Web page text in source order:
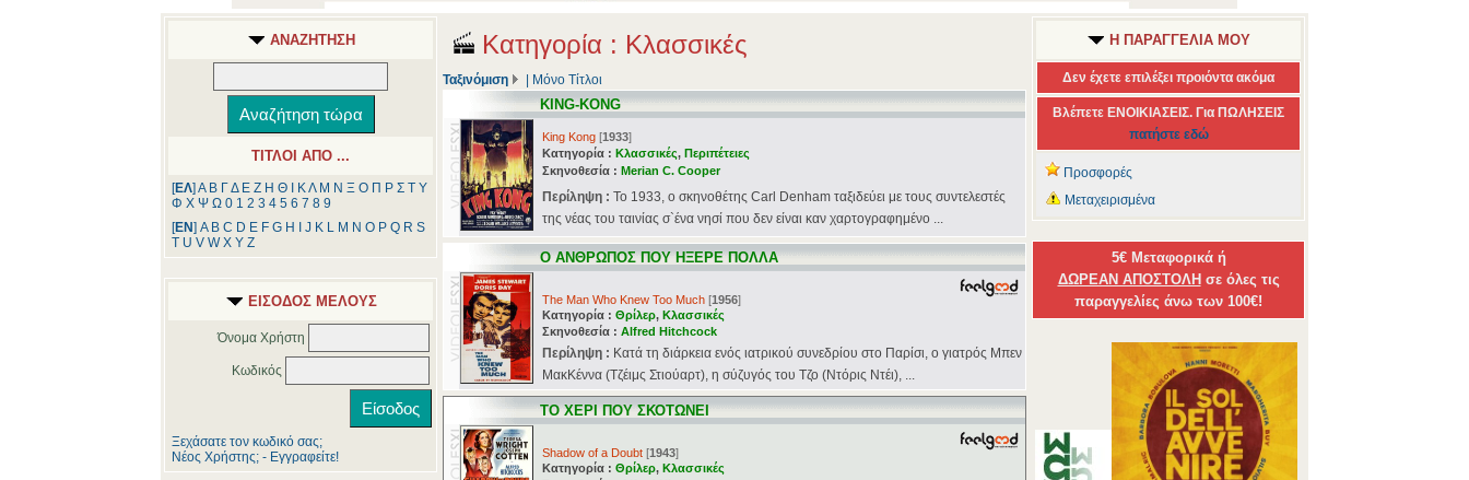
ΑΝΑΖΗΤΗΣΗ
ΤΙΤΛΟΙ ΑΠΟ ...
[ΕΛ] Α Β ΓΔ Ε Ζ Η Θ ΚΛ Μ Ν Ξ Ο Π Ρ Σ Τ Υ
Φ Χ Ψ Ω 0 1 2 3 4 5 6 7 8 9
[ΕΝ] A B C D E F G H J K L M N O P Q R S
T U V W X Y Z
ΕΙΣΟΔΟΣ ΜΕΛΟΥΣ
Όνομα Χρήστη
Κωδικός
Ξεχάσατε τον κωδικό σας;
Νέος Χρήστης; - Εγγραφείτε!
Κατηγορία : Κλασσικές
Ταξινόμιση Μόνο Τίτλοι
KING-KONG
King Kong [1933]
Κατηγορία : Κλασσικές, Περιπέτειες
Σκηνοθεσία : Merian C. Cooper
Περίληψη : Το 1933, ο σκηνοθέτης Carl Denham ταξιδεύει με τους συντελεστές
της νέας του ταινίας σ`ένα νησί που δεν είναι καν χαρτογραφημένο ...
Ο ΑΝΘΡΩΠΟΣ ΠΟΥ ΗΞΕΡΕ ΠΟΛΛΑ
The Man Who Knew Too Much [1956]
Κατηγορία : Θρίλερ, Κλασσικές
Σκηνοθεσία : Alfred Hitchcock
Περίληψη : Κατά τη διάρκεια ενός ιατρικού συνεδρίου στο Παρίσι, ο γιατρός Μπεν
ΜακΚέννα (Τζέιμς Στιούαρτ), η σύζυγός του Τζο (Ντόρις Ντέι), ...
ΤΟ ΧΕΡΙ ΠΟΥ ΣΚΟΤΩΝΕΙ
Shadow of a Doubt [1943]
Κατηγορία : Θρίλερ, Κλασσικές
Η ΠΑΡΑΓΓΕΛΙΑ ΜΟΥ
Δεν έχετε επιλέξει προιόντα ακόμα
Βλέπετε ΕΝΟΙΚΙΑΣΕΙΣ. Για ΠΩΛΗΣΕΙΣ
πατήστε εδώ
Προσφορές
Μεταχειρισμένα
5€ Μεταφορικά ή
ΔΩΡΕΑΝ ΑΠΟΣΤΟΛΗ σε όλες τις
παραγγελίες άνω των 100€!